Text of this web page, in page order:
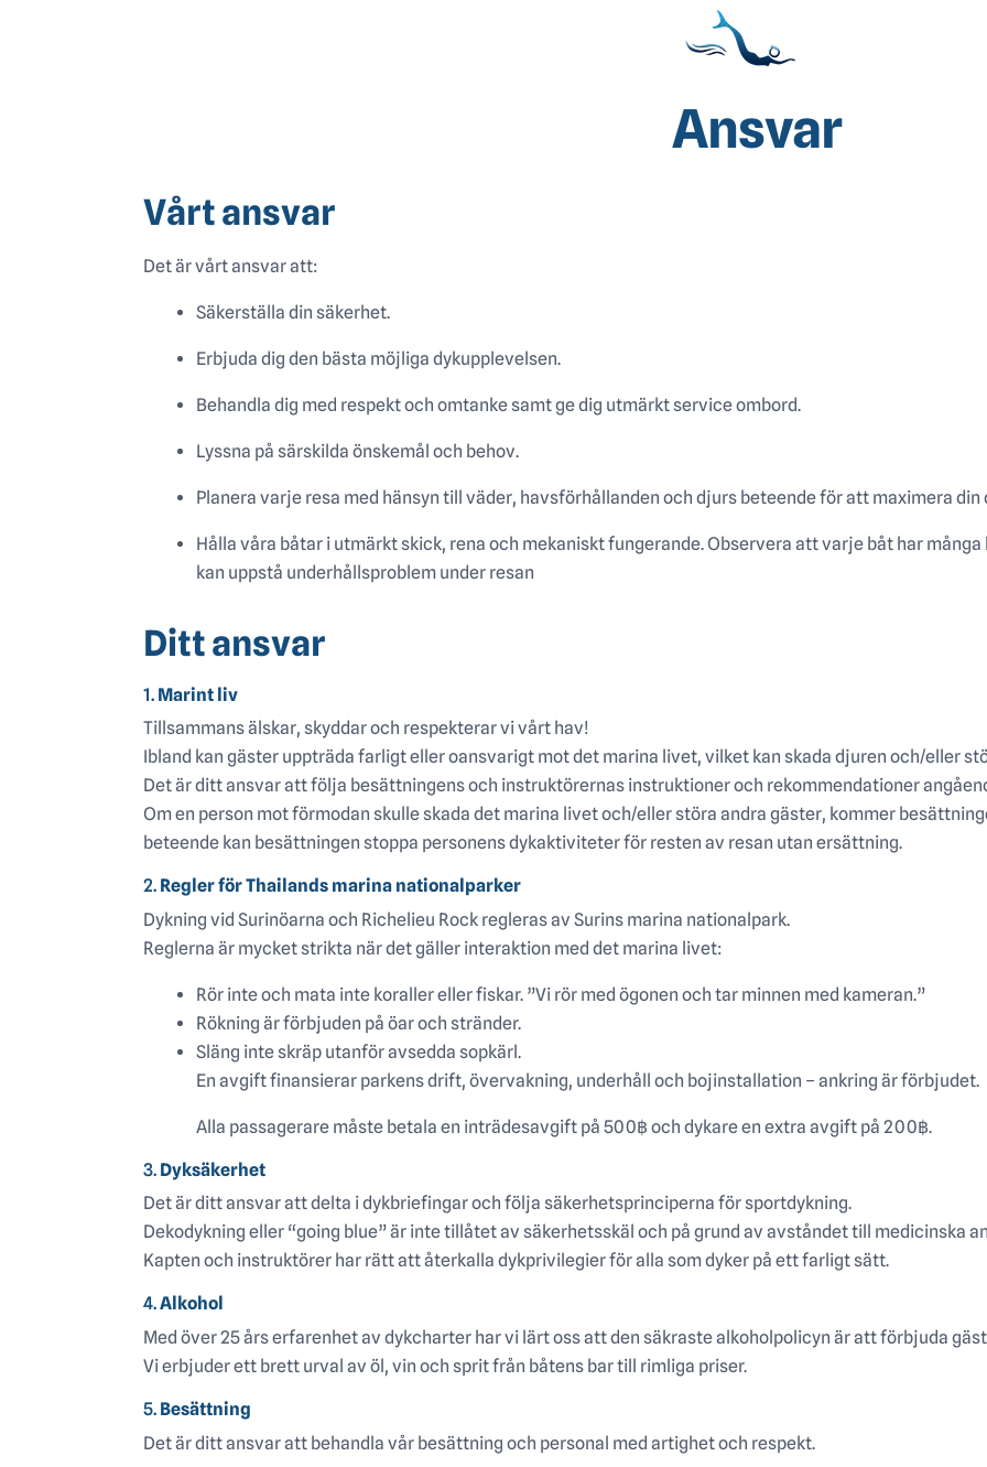
Ansvar
Vårt ansvar
Det är vårt ansvar att:
Säkerställa din säkerhet.
Erbjuda dig den bästa möjliga dykupplevelsen.
Behandla dig med respekt och omtanke samt ge dig utmärkt service ombord.
Lyssna på särskilda önskemål och behov.
Planera varje resa med hänsyn till väder, havsförhållanden och djurs beteende för att maximera din
Hålla våra båtar i utmärkt skick, rena och mekaniskt fungerande. Observera att varje båt har
kan uppstå underhållsproblem under resan
Ditt ansvar
1. Marint liv
Tillsammans älskar, skyddar och respekterar vi vårt hav!
Ibland kan gäster uppträda farligt eller oansvarigt mot det marina livet, vilket kan skada djuren och/eller
Det är ditt ansvar att följa besättningens och instruktörernas instruktioner och rekommendationer
Om en person mot förmodan skulle skada det marina livet och/eller störa andra gäster, kommer
beteende kan besättningen stoppa personens dykaktiviteter för resten av resan utan ersättning.
2. Regler för Thailands marina nationalparker
Dykning vid Surinöarna och Richelieu Rock regleras av Surins marina nationalpark.
Reglerna är mycket strikta när det gäller interaktion med det marina livet:
Rör inte och mata inte koraller eller fiskar. ”Vi rör med ögonen och tar minnen med kameran.”
Rökning är förbjuden på öar och stränder.
Släng inte skräp utanför avsedda sopkärl.
En avgift finansierar parkens drift, övervakning, underhåll och bojinstallation – ankring är förbjudet.
Alla passagerare måste betala en inträdesavgift på 500฿ och dykare en extra avgift på 200฿.
3. Dyksäkerhet
Det är ditt ansvar att delta i dykbriefingar och följa säkerhetsprinciperna för sportdykning.
Dekodykning eller “going blue” är inte tillåtet av säkerhetsskäl och på grund av avståndet till medicinska
Kapten och instruktörer har rätt att återkalla dykprivilegier för alla som dyker på ett farligt sätt.
4.Alkohol
Med över 25 års erfarenhet av dykcharter har vi lärt oss att den säkraste alkoholpolicyn är att förbjuda
Vi erbjuder ett brett urval av öl, vin och sprit från båtens bar till rimliga priser.
5. Besättning
Det är ditt ansvar att behandla vår besättning och personal med artighet och respekt.